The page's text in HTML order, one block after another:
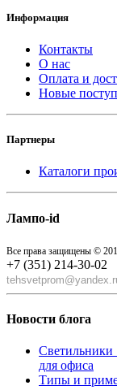
Информация
Контакты
О нас
Оплата и
Новые
Партнеры
Каталоги
Лампо-id
Все права защищены ©
+7 (351) 214-30-02
Новости блога
Светильники
для офиса
Типы и